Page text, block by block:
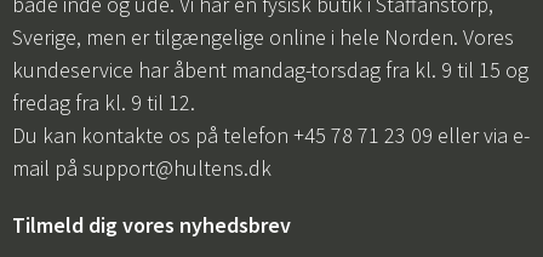
Sverige, men er tilgængelige online i hele Norden. Vores
kundeservice har åbent mandag-torsdag fra kl. 9 til 15 og
fredag fra kl. 9 til 12.
Du kan kontakte os på telefon +45 78 71 23 09 eller via e-
mail på support@hultens.dk
Tilmeld dig vores nyhedsbrev